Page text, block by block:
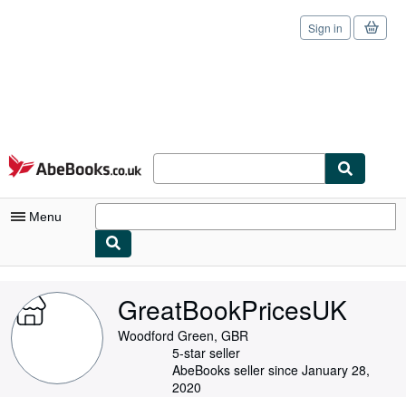
Skip to main content
AbeBooks.co.uk
Sign in
Menu
My Purchases
Advanced Search
GreatBookPricesUK
Woodford Green, GBR
5-star seller
AbeBooks seller since January 28,
2020